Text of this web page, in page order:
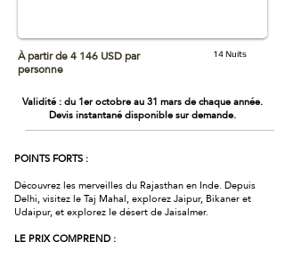
À partir de 4 146 USD par
personne
14 Nuits
Validité : du 1er octobre au 31 mars de chaque année.
Devis instantané disponible sur demande.
POINTS FORTS :
Découvrez les merveilles du Rajasthan en Inde. Depuis
Delhi, visitez le Taj Mahal, explorez Jaipur, Bikaner et
Udaipur, et explorez le désert de Jaisalmer.
LE PRIX COMPREND :